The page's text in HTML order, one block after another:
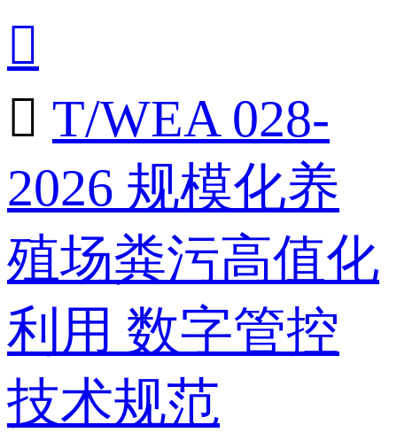

 T/WEA 028-
2026 规模化养
殖场粪污高值化
利用 数字管控
技术规范